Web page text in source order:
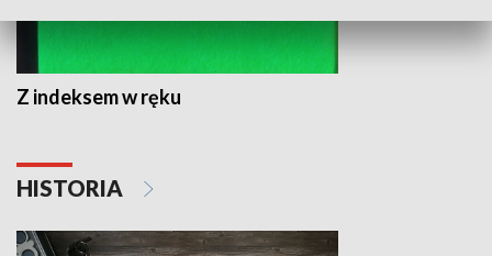
Z indeksem w ręku
HISTORIA